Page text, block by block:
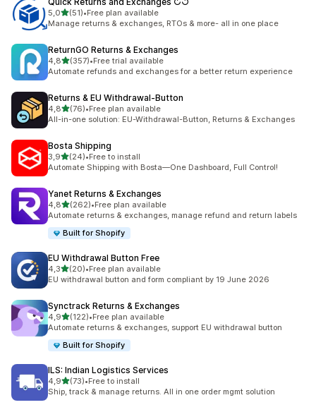
5,0z 5 hvězd
(51)
Celkový počet recenzí: 51
•Free plan available
Manage returns & exchanges, RTOs & more- all in one place
ReturnGO Returns & Exchanges
4,8z 5 hvězd
(357)
Celkový počet recenzí: 357
•Free trial available
Automate refunds and exchanges for a better return experience
Returns & EU Withdrawal‑Button
4,8z 5 hvězd
(76)
Celkový počet recenzí: 76
•Free plan available
All-in-one solution: EU-Withdrawal-Button, Returns & Exchanges
Bosta Shipping
3,9z 5 hvězd
(24)
Celkový počet recenzí: 24
•Free to install
Automate Shipping with Bosta—One Dashboard, Full Control!
Yanet Returns & Exchanges
4,8z 5 hvězd
(262)
Celkový počet recenzí: 262
•Free plan available
Automate returns & exchanges, manage refund and return labels
Built for Shopify
EU Withdrawal Button Free
4,3z 5 hvězd
(20)
Celkový počet recenzí: 20
•Free plan available
EU withdrawal button and form compliant by 19 June 2026
Synctrack Returns & Exchanges
4,9z 5 hvězd
(122)
Celkový počet recenzí: 122
•Free plan available
Automate returns & exchanges, support EU withdrawal button
Built for Shopify
ILS: Indian Logistics Services
4,9z 5 hvězd
(73)
Celkový počet recenzí: 73
•Free to install
Ship, track & manage returns. All in one order mgmt solution